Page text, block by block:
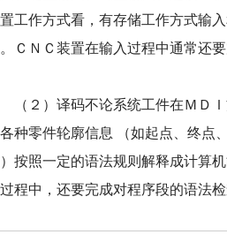
工作方式看，有存储工作方式输
ＣＮＣ装置在输入过程中通常还
）译码不论系统工件在ＭＤＩ
种零件轮廓信息 （如起点、终点
按照一定的语法规则解释成计算
程中，还要完成对程序段的语法